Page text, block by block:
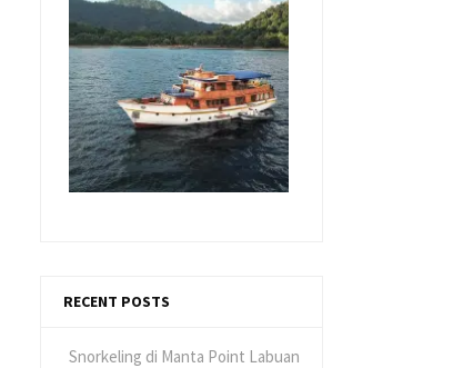
RECENT POSTS
Snorkeling di Manta Point Labuan